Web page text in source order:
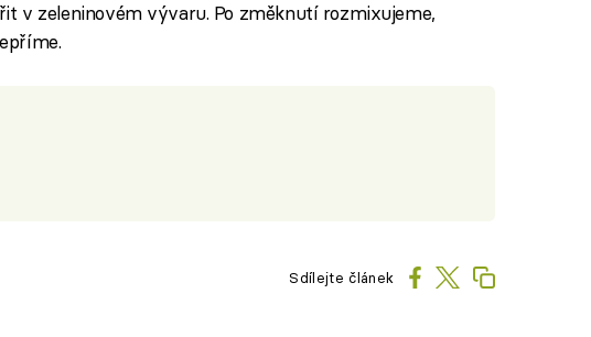
v zeleninovém vývaru. Po změknutí rozmixujeme,
Sdílejte článek